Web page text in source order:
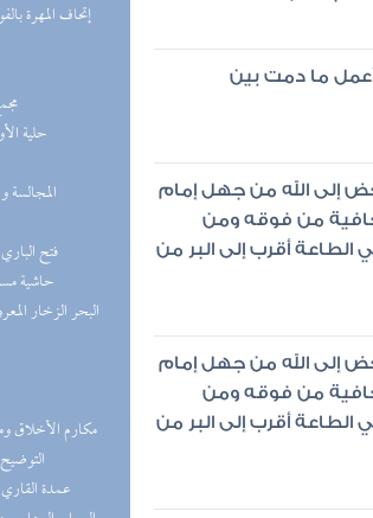
(24)
(23)
(20) فتح
(20)
(14) مكارم
(14)
(14) عمدة
أعمل ما دمت بين
إلى الله من جهل إمام
من فوقه ومن
أقرب إلى البر من
إلى الله من جهل إمام
من فوقه ومن
أقرب إلى البر من